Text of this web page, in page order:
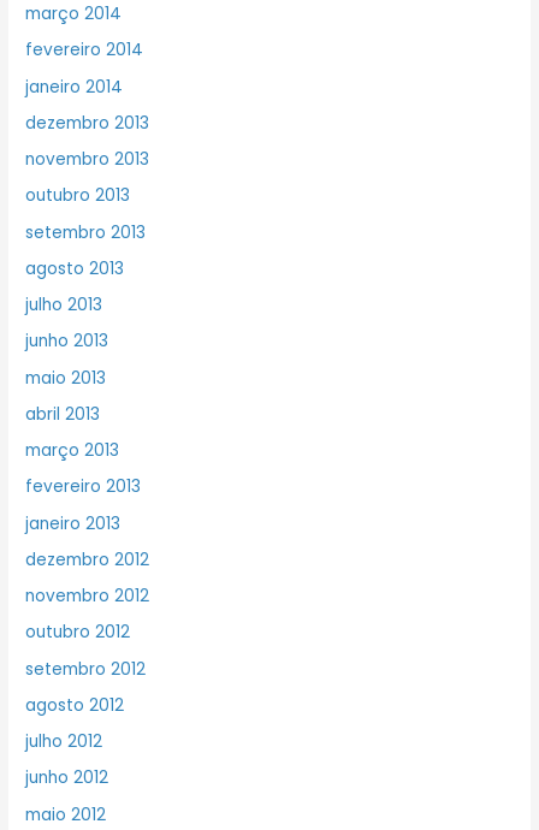
março 2014
fevereiro 2014
janeiro 2014
dezembro 2013
novembro 2013
outubro 2013
setembro 2013
agosto 2013
julho 2013
junho 2013
maio 2013
abril 2013
março 2013
fevereiro 2013
janeiro 2013
dezembro 2012
novembro 2012
outubro 2012
setembro 2012
agosto 2012
julho 2012
junho 2012
maio 2012